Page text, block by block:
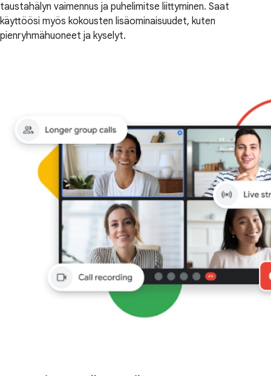
taustahälyn vaimennus ja puhelimitse liittyminen. Saat
käyttöösi myös kokousten lisäominaisuudet, kuten
pienryhmähuoneet ja kyselyt.